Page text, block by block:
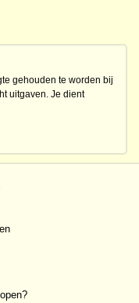
gehouden te worden bij
uitgaven. Je dient